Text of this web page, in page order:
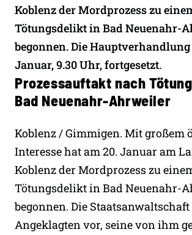
Koblenz der Mordprozess zu
Tötungsdelikt in Bad Neuenahr-
begonnen. Die
Januar, 9.30 Uhr, fortgesetzt.
Prozessauftakt nach
Bad Neuenahr-Ahrweiler
Koblenz / Gimmigen. Mit großem
Interesse hat am 20. Januar am
Koblenz der Mordprozess zu
Tötungsdelikt in Bad Neuenahr-
begonnen. Die
Angeklagten vor, seine von ihm